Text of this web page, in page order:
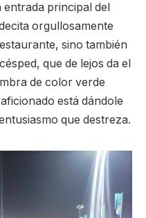
entrada principal del
orgullosamente
sino también
que de lejos da el
de color verde
está dándole
que destreza.